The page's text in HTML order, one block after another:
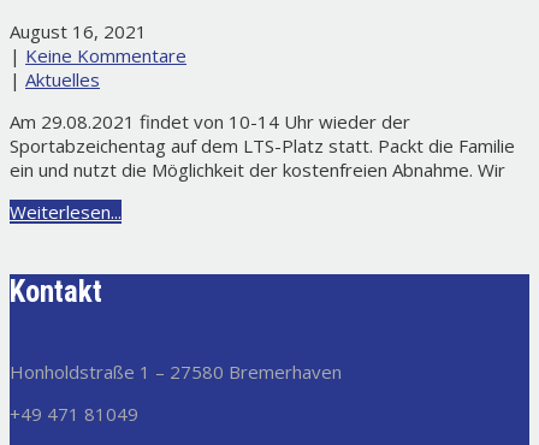
August 16, 2021
| Keine Kommentare
| Aktuelles
Am 29.08.2021 findet von 10-14 Uhr wieder der
Sportabzeichentag auf dem LTS-Platz statt. Packt die Familie
ein und nutzt die Möglichkeit der kostenfreien Abnahme. Wir
Weiterlesen...
Kontakt
Honholdstraße 1 – 27580 Bremerhaven
+49 471 81049